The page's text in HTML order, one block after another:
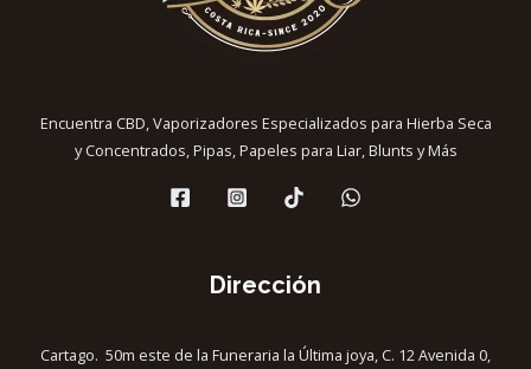
Encuentra CBD, Vaporizadores Especializados para Hierba Seca
y Concentrados, Pipas, Papeles para Liar, Blunts y Más
Dirección
Cartago. 50m este de la Funeraria la Última joya, C. 12 Avenida 0,